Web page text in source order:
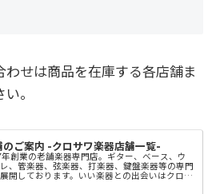
せは商品を在庫する各店舗ま
。
のご案内 -クロサワ楽器店舗一覧-
年創業の老舗楽器専門店。ギター、ベース、ウ
、管楽器、弦楽器、打楽器、鍵盤楽器等の専門
開しております。いい楽器との出会いはクロサ